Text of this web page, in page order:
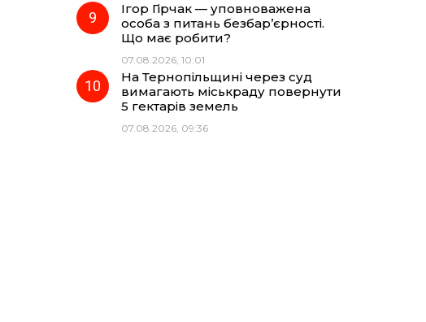
Ігор Гірчак — уповноважена
особа з питань безбар’єрності.
Що має робити?
07.08.2026, 10:01
На Тернопільщині через суд
вимагають міськраду повернути
5 гектарів земель
07.08.2026, 09:36